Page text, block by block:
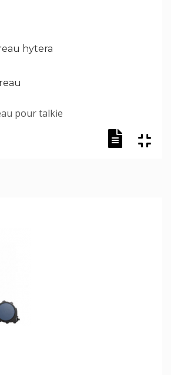
hytera
pour talkie